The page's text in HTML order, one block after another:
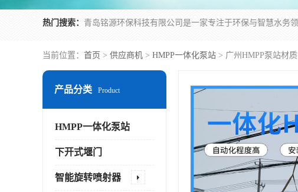
热门搜索：
当前位置： 首页 > 供应商机 > HMPP一体化泵站 > 广州HMPP泵站材
产品分类 Product
HMPP一体化泵站
下开式堰门
智能旋转喷射器